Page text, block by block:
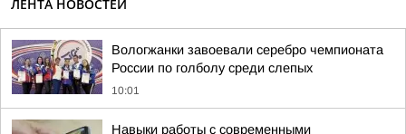
ЛЕНТА НОВОСТЕЙ
Вологжанки завоевали серебро чемпионата
России по голболу среди слепых
10:01
Навыки работы с современными